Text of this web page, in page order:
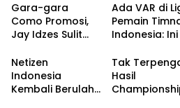
Gara-gara
Como Promosi,
Jay Idzes Sulit
Timnas
Indonesia Vs
Irak?
Ada VAR di
Pemain
Indonesia: Ini
Kebangkitan
Sepak Bola
Nasional!
Netizen
Indonesia
Kembali Berulah,
Tak
Hasil